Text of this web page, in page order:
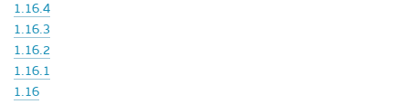
1.16.4
1.16.3
1.16.2
1.16.1
1.16